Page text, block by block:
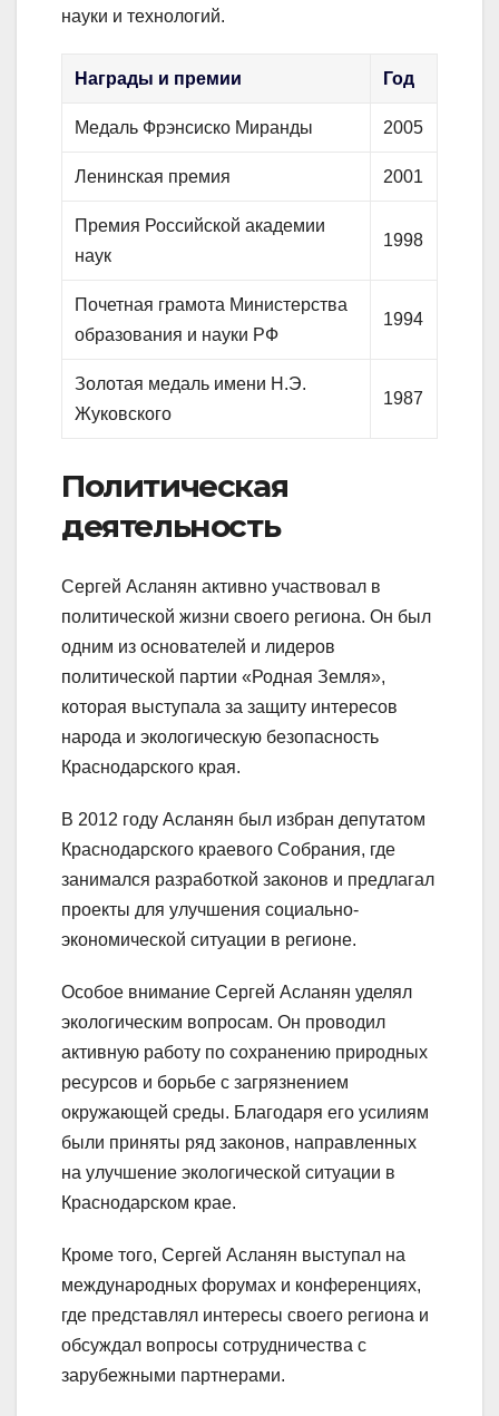
науки и технологий.
Награды и премии Год
Медаль Фрэнсиско Миранды 2005
Ленинская премия 2001
Премия Российской академии
наук
1998
Почетная грамота Министерства
образования и науки РФ
1994
Золотая медаль имени Н.Э.
Жуковского
1987
Политическая
деятельность
Сергей Асланян активно участвовал в
политической жизни своего региона. Он был
одним из основателей и лидеров
политической партии «Родная Земля»,
которая выступала за защиту интересов
народа и экологическую безопасность
Краснодарского края.
В 2012 году Асланян был избран депутатом
Краснодарского краевого Собрания, где
занимался разработкой законов и предлагал
проекты для улучшения социально-
экономической ситуации в регионе.
Особое внимание Сергей Асланян уделял
экологическим вопросам. Он проводил
активную работу по сохранению природных
ресурсов и борьбе с загрязнением
окружающей среды. Благодаря его усилиям
были приняты ряд законов, направленных
на улучшение экологической ситуации в
Краснодарском крае.
Кроме того, Сергей Асланян выступал на
международных форумах и конференциях,
где представлял интересы своего региона и
обсуждал вопросы сотрудничества с
зарубежными партнерами.